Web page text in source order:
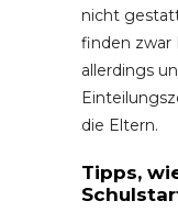
nicht
finden zwar
allerdings
die Eltern.
Tipps,